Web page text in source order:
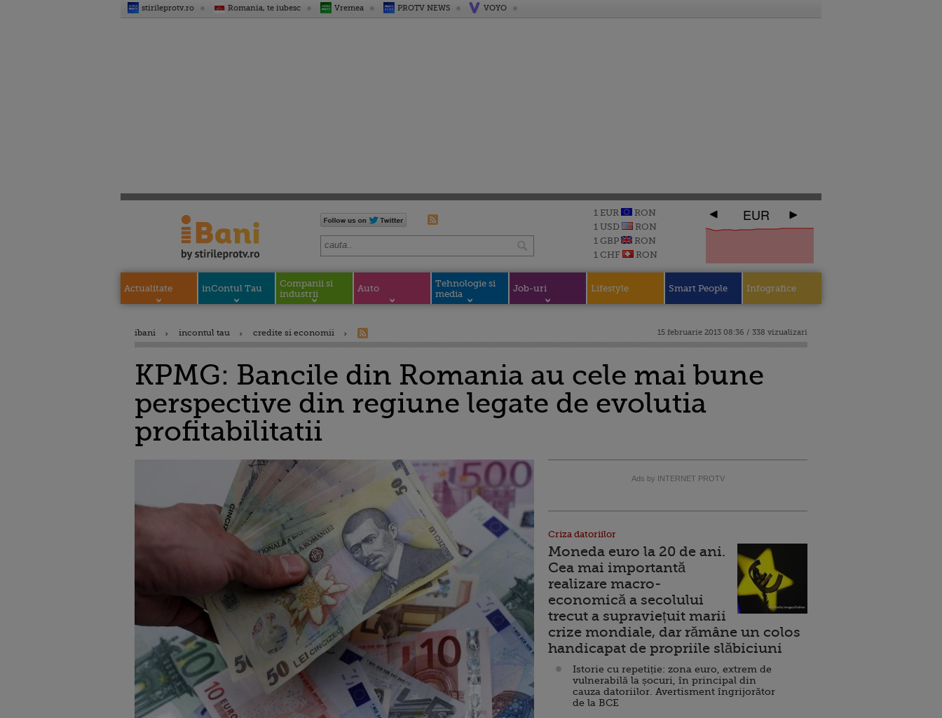
stirileprotv.ro Romania, te iubesc Vremea PROTV NEWS VOYO
1 EUR
RON
1 USD
RON
1 GBP
RON
1 CHF
RON
EUR
Actualitate inContul Tau
Companii si
industrii
Auto
Tehnologie si
media
Job-uri Lifestyle Smart People Infografice
ibani incontul tau credite si economii 15 februarie 2013 08:36 / 338 vizualizari
KPMG: Bancile din Romania au cele mai bune
perspective din regiune legate de evolutia
profitabilitatii
Ads by INTERNET PROTV
Criza datoriilor
Moneda euro la 20 de ani.
Cea mai importantă
realizare macro-
economică a secolului
trecut a supraviețuit marii
crize mondiale, dar rămâne un colos
handicapat de propriile slăbiciuni
Istorie cu repetiție: zona euro, extrem de
vulnerabilă la șocuri, în principal din
cauza datoriilor. Avertisment îngrijorător
de la BCE